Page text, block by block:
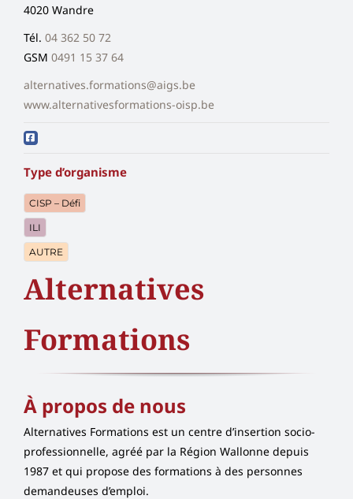
4020 Wandre
Tél. 04 362 50 72
GSM 0491 15 37 64
alternatives.formations@aigs.be
www.alternativesformations-oisp.be
Type d’organisme
CISP – Défi
ILI
AUTRE
Alternatives
Formations
À propos de nous
Alternatives Formations est un centre d’insertion socio-
professionnelle, agréé par la Région Wallonne depuis
1987 et qui propose des formations à des personnes
demandeuses d’emploi.